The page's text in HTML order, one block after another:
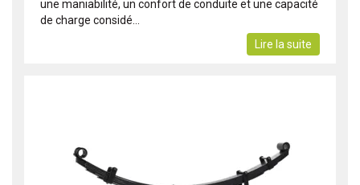
une maniabilité, un confort de conduite et une capacité
de charge considé...
Lire la suite